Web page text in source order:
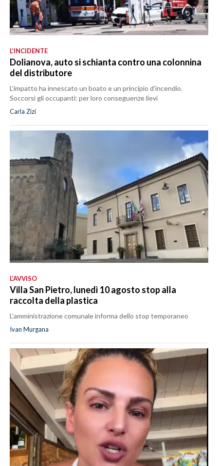
L’INCIDENTE
Dolianova, auto si schianta contro una colonnina
del distributore
L’impatto ha innescato un boato e un principio d’incendio.
Soccorsi gli occupanti: per loro conseguenze lievi
Carla Zizi
L’AVVISO
Villa San Pietro, lunedì 10 agosto stop alla
raccolta della plastica
L’amministrazione comunale informa dello stop temporaneo
Ivan Murgana